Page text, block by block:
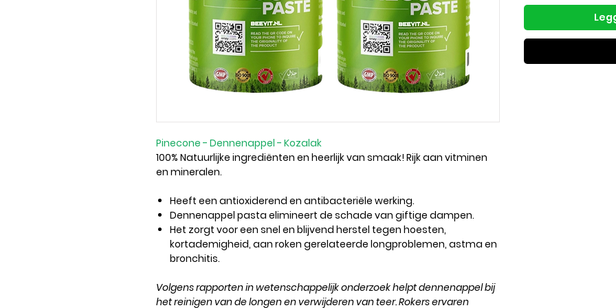
Pinecone - Dennenappel - Kozalak
100% Natuurlijke ingrediënten en heerlijk van smaak! Rijk aan vitminen
en mineralen.
Heeft een antioxiderend en antibacteriële werking.
Dennenappel pasta elimineert de schade van giftige dampen.
Het zorgt voor een snel en blijvend herstel tegen hoesten,
kortademigheid, aan roken gerelateerde longproblemen, astma en
bronchitis.
Volgens rapporten in wetenschappelijk onderzoek helpt dennenappel bij
het reinigen van de longen en verwijderen van teer. Rokers ervaren